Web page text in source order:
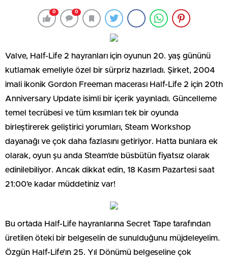
0 0
Valve, Half-Life 2 hayranları için oyunun 20. yaş gününü
kutlamak emeliyle özel bir sürpriz hazırladı. Şirket, 2004
imali ikonik Gordon Freeman macerası Half-Life 2 için 20th
Anniversary Update isimli bir içerik yayınladı. Güncelleme
temel tecrübesi ve tüm kısımları tek bir oyunda
birleştirerek geliştirici yorumları, Steam Workshop
dayanağı ve çok daha fazlasını getiriyor. Hatta bunlara ek
olarak, oyun şu anda Steam’de büsbütün fiyatsız olarak
edinilebiliyor. Ancak dikkat edin, 18 Kasım Pazartesi saat
21:00’e kadar müddetiniz var!
Bu ortada Half-Life hayranlarına Secret Tape tarafından
üretilen öteki bir belgeselin de sunulduğunu müjdeleyelim.
Özgün Half-Life’ın 25. Yıl Dönümü belgeseline çok